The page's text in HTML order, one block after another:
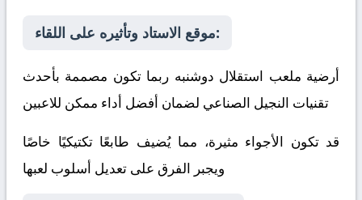
موقع الاستاد وتأثيره على اللقاء:
أرضية ملعب استقلال دوشنبه ربما تكون مصممة بأحدث
تقنيات النجيل الصناعي لضمان أفضل أداء ممكن للاعبين
قد تكون الأجواء مثيرة، مما يُضيف طابعًا تكتيكيًا خاصًا
ويجبر الفرق على تعديل أسلوب لعبها